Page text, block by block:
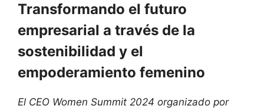
Transformando el futuro
empresarial a través de la
sostenibilidad y el
empoderamiento femenino
El CEO Women Summit 2024 organizado por